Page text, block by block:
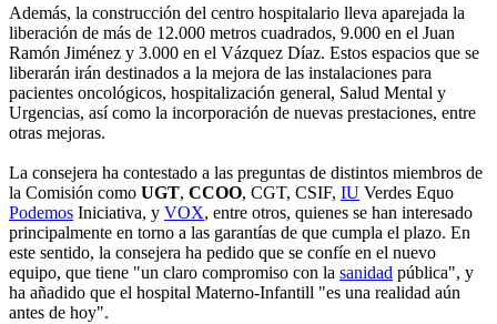
Además, la construcción del centro hospitalario lleva aparejada la
liberación de más de 12.000 metros cuadrados, 9.000 en el Juan
Ramón Jiménez y 3.000 en el Vázquez Díaz. Estos espacios que se
liberarán irán destinados a la mejora de las instalaciones para
pacientes oncológicos, hospitalización general, Salud Mental y
Urgencias, así como la incorporación de nuevas prestaciones, entre
otras mejoras.
La consejera ha contestado a las preguntas de distintos miembros de
la Comisión como UGT, CCOO, CGT, CSIF, IU Verdes Equo
Podemos Iniciativa, y VOX, entre otros, quienes se han interesado
principalmente en torno a las garantías de que cumpla el plazo. En
este sentido, la consejera ha pedido que se confíe en el nuevo
equipo, que tiene "un claro compromiso con la sanidad pública", y
ha añadido que el hospital Materno-Infantill "es una realidad aún
antes de hoy".